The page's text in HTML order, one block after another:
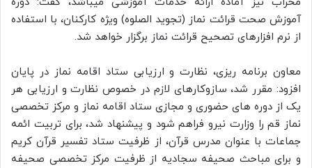
آموزش صحت قرائت نماز (تجوید الصلوه) ویژه کارکنان، با استفاده
از نرم افزارهای تصحیح قرائت نماز برگزار خواهد شد.
معاون برنامه ریزی، نظارت و ارزیابی ستاد اقامه نماز در پایان
افزود: مقرر شد، سازوکارهای لازم در خصوص نظارت و ارزیابی هر
یک از دوره های حضوری و مجازی ستاد اقامه نماز و مرکز تخصصی
نماز قم را وزارت نیرو فراهم شود و پیشنهاد شد، برای تربیت ائمه
جماعات با عنوان مدرس قرآن، از ظرفیت ستاد تفسیر قرآن کریم
و برای مباحث صحیفه سجادیه از ظرفیت مرکز تخصصی صحیفه